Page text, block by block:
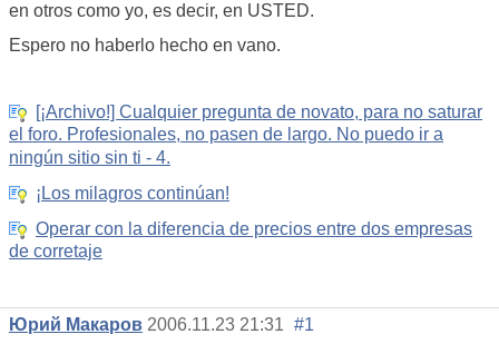
en otros como yo, es decir, en USTED.
Espero no haberlo hecho en vano.
[¡Archivo!] Cualquier pregunta de novato, para no saturar
el foro. Profesionales, no pasen de largo. No puedo ir a
ningún sitio sin ti - 4.
¡Los milagros continúan!
Operar con la diferencia de precios entre dos empresas
de corretaje
Юрий Макаров 2006.11.23 21:31 #1